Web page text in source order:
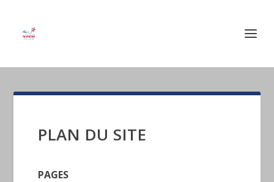
PLAN DU SITE
PAGES